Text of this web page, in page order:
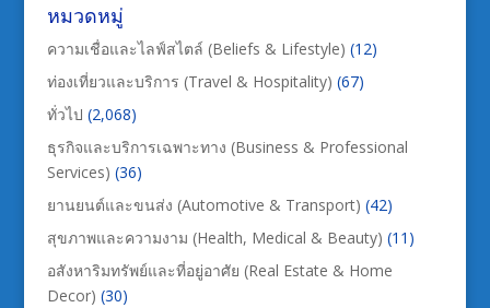
หมวดหมู่
ความเชื่อและไลฟ์สไตล์ (Beliefs & Lifestyle) (12)
ท่องเที่ยวและบริการ (Travel & Hospitality) (67)
ทั่วไป (2,068)
ธุรกิจและบริการเฉพาะทาง (Business & Professional
Services) (36)
ยานยนต์และขนส่ง (Automotive & Transport) (42)
สุขภาพและความงาม (Health, Medical & Beauty) (11)
อสังหาริมทรัพย์และที่อยู่อาศัย (Real Estate & Home
Decor) (30)